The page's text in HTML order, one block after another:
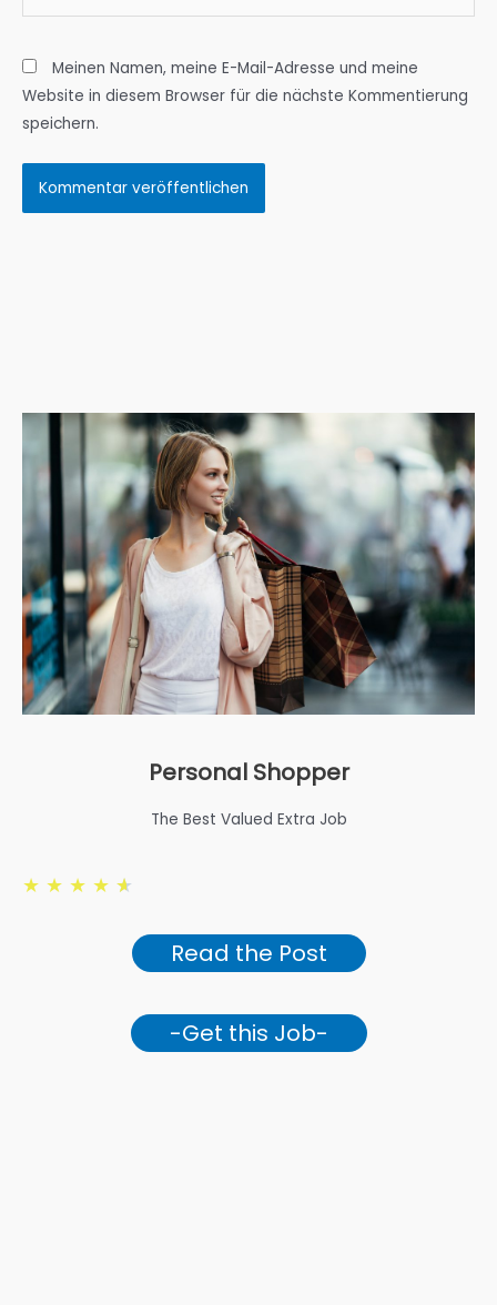
Meinen Namen, meine E-Mail-Adresse und meine
Website in diesem Browser für die nächste Kommentierung
speichern.
Personal Shopper
The Best Valued Extra Job
★ ★ ★ ★ ★
Read the Post
-Get this Job-